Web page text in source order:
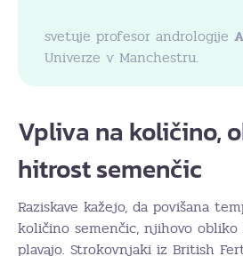
svetuje profesor andrologije
Univerze v Manchestru.
Vpliva na količino,
hitrost semenčic
Raziskave kažejo, da povišana
količino semenčic, njihovo
plavajo. Strokovnjaki iz British